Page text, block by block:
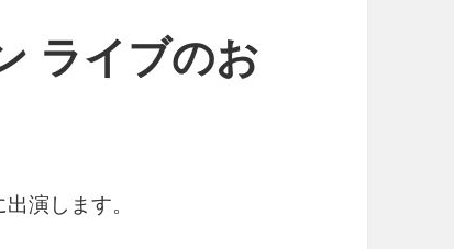
ライブのお
演します。